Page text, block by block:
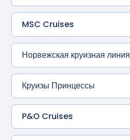
MSC Cruises
Норвежская круизная линия
Круизы Принцессы
P&O Cruises